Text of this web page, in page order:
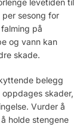
sesong for
på
og vann kan
skade.
belegg
skader,
Vurder å
holde stengene